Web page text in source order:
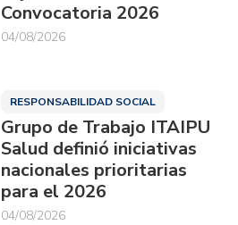
Convocatoria 2026
04/08/2026
RESPONSABILIDAD SOCIAL
Grupo de Trabajo ITAIPU
Salud definió iniciativas
nacionales prioritarias
para el 2026
04/08/2026